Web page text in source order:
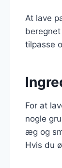
At lave
tilpasse
For at
nogle
æg og
Hvis du